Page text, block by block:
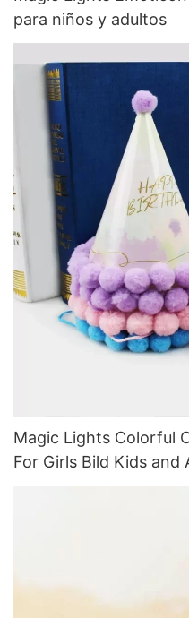
para niños y adultos
Magic Lights Colorful
For Girls Bild Kids and
cumpleaños Fiesta de